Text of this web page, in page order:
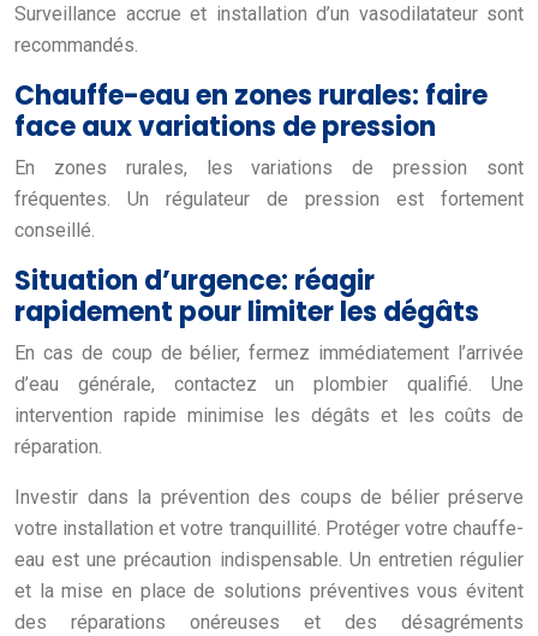
Surveillance accrue et installation d’un vasodilatateur sont
recommandés.
Chauffe-eau en zones rurales: faire
face aux variations de pression
En zones rurales, les variations de pression sont
fréquentes. Un régulateur de pression est fortement
conseillé.
Situation d’urgence: réagir
rapidement pour limiter les dégâts
En cas de coup de bélier, fermez immédiatement l’arrivée
d’eau générale, contactez un plombier qualifié. Une
intervention rapide minimise les dégâts et les coûts de
réparation.
Investir dans la prévention des coups de bélier préserve
votre installation et votre tranquillité. Protéger votre chauffe-
eau est une précaution indispensable. Un entretien régulier
et la mise en place de solutions préventives vous évitent
des réparations onéreuses et des désagréments